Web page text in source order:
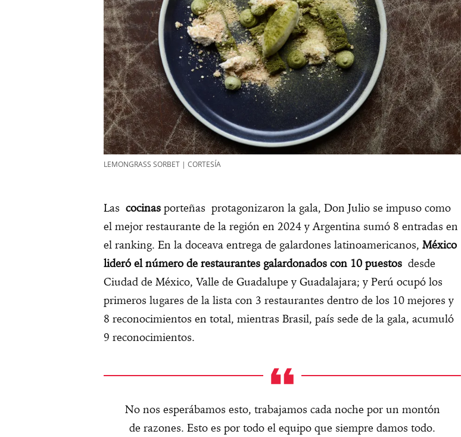
LEMONGRASS SORBET | CORTESÍA
Las cocinas porteñas protagonizaron la gala, Don Julio se impuso como
el mejor restaurante de la región en 2024 y Argentina sumó 8 entradas en
el ranking. En la doceava entrega de galardones latinoamericanos, México
lideró el número de restaurantes galardonados con 10 puestos desde
Ciudad de México, Valle de Guadalupe y Guadalajara; y Perú ocupó los
primeros lugares de la lista con 3 restaurantes dentro de los 10 mejores y
8 reconocimientos en total, mientras Brasil, país sede de la gala, acumuló
9 reconocimientos.
No nos esperábamos esto, trabajamos cada noche por un montón
de razones. Esto es por todo el equipo que siempre damos todo.